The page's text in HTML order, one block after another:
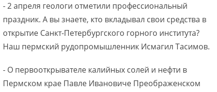
- 2 апреля геологи отметили профессиональный
праздник. А вы знаете, кто вкладывал свои средства в
открытие Санкт-Петербургского горного института?
Наш пермский рудопромышленник Исмагил Тасимов.
- О первооткрывателе калийных солей и нефти в
Пермском крае Павле Ивановиче Преображенском